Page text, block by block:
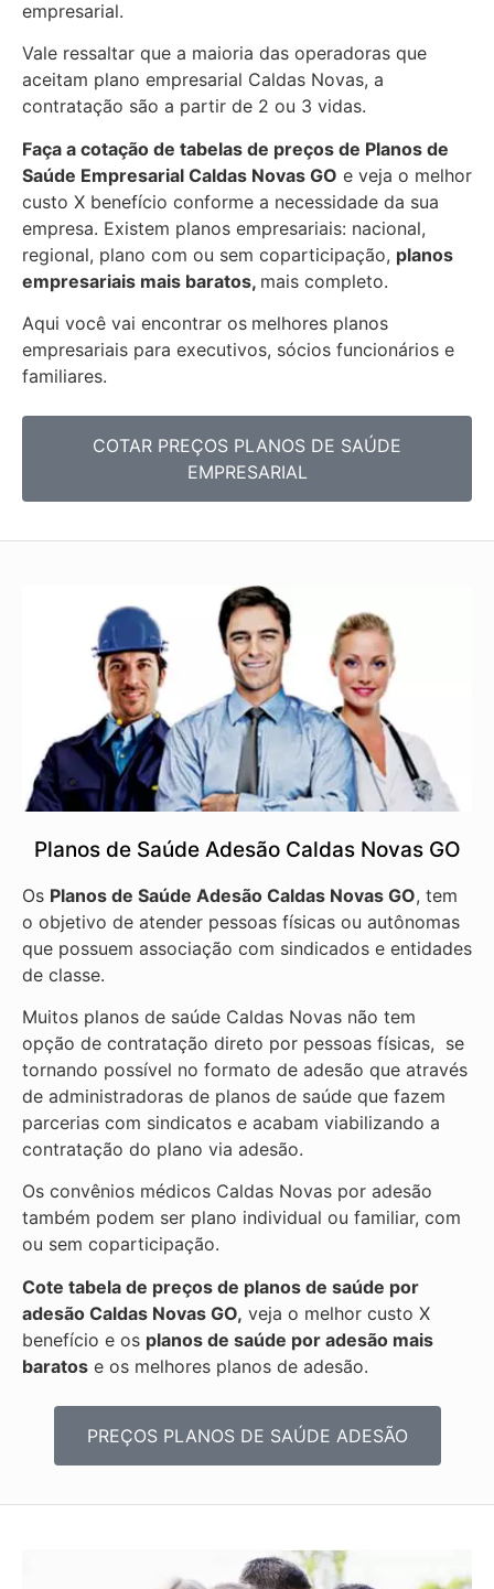
empresarial.
Vale ressaltar que a maioria das operadoras que
aceitam plano empresarial Caldas Novas, a
contratação são a partir de 2 ou 3 vidas.
Faça a cotação de tabelas de preços de Planos de
Saúde Empresarial Caldas Novas GO e veja o melhor
custo X benefício conforme a necessidade da sua
empresa. Existem planos empresariais: nacional,
regional, plano com ou sem coparticipação, planos
empresariais mais baratos, mais completo.
Aqui você vai encontrar os melhores planos
empresariais para executivos, sócios funcionários e
familiares.
COTAR PREÇOS PLANOS DE SAÚDE
EMPRESARIAL
Planos de Saúde Adesão Caldas Novas GO
Os Planos de Saúde Adesão Caldas Novas GO, tem
o objetivo de atender pessoas físicas ou autônomas
que possuem associação com sindicados e entidades
de classe.
Muitos planos de saúde Caldas Novas não tem
opção de contratação direto por pessoas físicas, se
tornando possível no formato de adesão que através
de administradoras de planos de saúde que fazem
parcerias com sindicatos e acabam viabilizando a
contratação do plano via adesão.
Os convênios médicos Caldas Novas por adesão
também podem ser plano individual ou familiar, com
ou sem coparticipação.
Cote tabela de preços de planos de saúde por
adesão Caldas Novas GO, veja o melhor custo X
benefício e os planos de saúde por adesão mais
baratos e os melhores planos de adesão.
PREÇOS PLANOS DE SAÚDE ADESÃO